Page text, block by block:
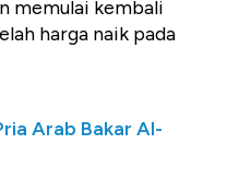
memulai kembali
harga naik pada
Arab Bakar Al-